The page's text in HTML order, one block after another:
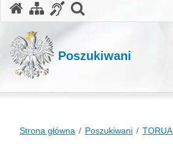
Poszukiwani
Strona główna Poszukiwani